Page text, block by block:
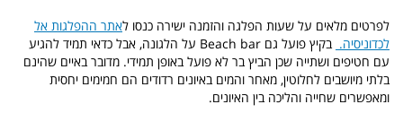
לפרטים מלאים על שעות הפלגה והזמנה ישירה כנסו לאתר ההפלגות אל
לכדוניסיה.
בקיץ פועל גם Beach bar על הלגונה, אבל כדאי תמיד להגיע
עם חטיפים ושתייה שכן הביץ בר לא פועל באופן תמידי. מדובר באיים שהינם
בלתי מיושבים לחלוטין, מאחר והמים באיונים רדודים הם חמימים יחסית
ומאפשרים שחייה והליכה בין האיונים.